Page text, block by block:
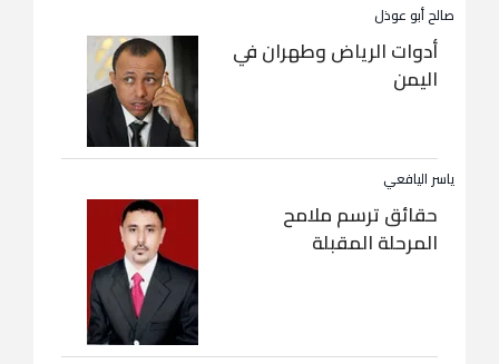
صالح أبو عوذل
أدوات الرياض وطهران في
اليمن
ياسر اليافعي
حقائق ترسم ملامح
المرحلة المقبلة